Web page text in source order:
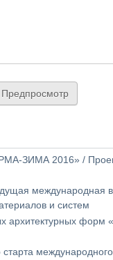
ЗИМА 2016» /
международная
и систем
архитектурных форм